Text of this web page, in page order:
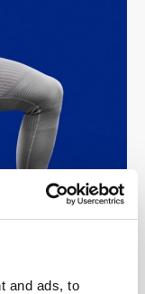
and ads, to